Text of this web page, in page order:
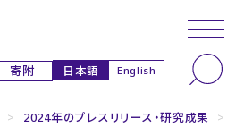
寄附 日本語 English
> 2024年のプレスリリース・研究成果
>